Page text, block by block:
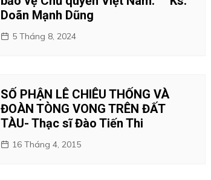
Doãn Mạnh Dũng
5 Tháng 8, 2024
SỐ PHẬN LÊ CHIÊU THỐNG VÀ
ĐOÀN TÒNG VONG TRÊN ĐẤT
TÀU- Thạc sĩ Đào Tiến Thi
16 Tháng 4, 2015